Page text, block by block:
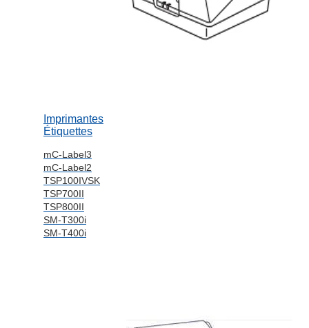
Imprimantes
Étiquettes
mC-Label3
mC-Label2
TSP100IVSK
TSP700II
TSP800II
SM-T300i
SM-T400i